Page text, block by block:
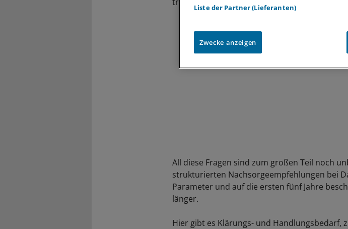
All diese Fragen sind zum großen Teil noch
strukturierten Nachsorgeempfehlungen bei
Parameter und auf die ersten fünf Jahre
länger.
Hier gibt es Klärungs- und
Liste der Partner (Lieferanten)
Zwecke anzeigen